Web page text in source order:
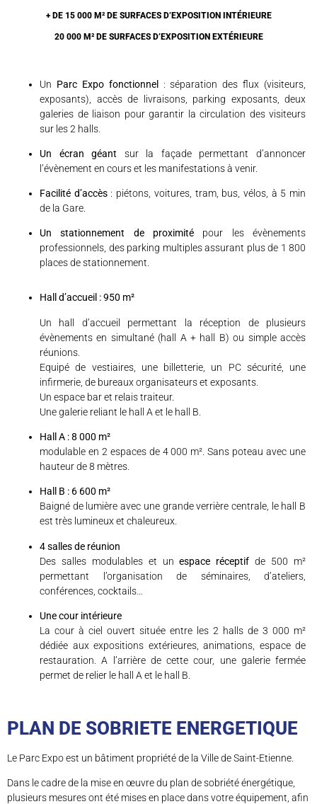
+ DE 15 000 M² DE SURFACES D’EXPOSITION INTÉRIEURE
20 000 M² DE SURFACES D’EXPOSITION EXTÉRIEURE
Un Parc Expo fonctionnel : séparation des flux (visiteurs,
exposants), accès de livraisons, parking exposants, deux
galeries de liaison pour garantir la circulation des visiteurs
sur les 2 halls.
Un écran géant sur la façade permettant d’annoncer
l’évènement en cours et les manifestations à venir.
Facilité d’accès: piétons, voitures, tram, bus, vélos, à 5 min
de la Gare.
Un stationnement de proximité pour les évènements
professionnels, des parking multiples assurant plus de 1 800
places de stationnement.
Hall d’accueil : 950 m²
Un hall d’accueil permettant la réception de plusieurs
évènements en simultané (hall A + hall B) ou simple accès
réunions.
Equipé de vestiaires, une billetterie, un PC sécurité, une
infirmerie, de bureaux organisateurs et exposants.
Un espace bar et relais traiteur.
Une galerie reliant le hall A et le hall B.
Hall A : 8 000 m²
modulable en 2 espaces de 4 000 m². Sans poteau avec une
hauteur de 8 mètres.
Hall B : 6 600 m²
Baigné de lumière avec une grande verrière centrale, le hall B
est très lumineux et chaleureux.
4 salles de réunion
Des salles modulables et unespace réceptif de 500 m²
permettant l’organisation de séminaires, d’ateliers,
conférences, cocktails…
Une cour intérieure
La cour à ciel ouvert située entre les 2 halls de 3 000 m²
dédiée aux expositions extérieures, animations, espace de
restauration. A l’arrière de cette cour, une galerie fermée
permet de relier le hall A et le hall B.
PLAN DE SOBRIETE ENERGETIQUE
Le Parc Expo est un bâtiment propriété de la Ville de Saint-Etienne.
Dans le cadre de la mise en œuvre du plan de sobriété énergétique,
plusieurs mesures ont été mises en place dans votre équipement, afin